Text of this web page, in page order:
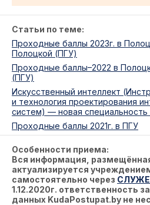
Статьи по теме:
Проходные баллы 2023г. в
Полоцкой (ПГУ)
Проходные баллы–2022 в
(ПГУ)
Искусственный интеллект
и технология проектирования
систем) — новая специальность
Проходные баллы 2021г. в ПГУ
Особенности приема:
Вся информация,
актуализируется
самостоятельно через
1.12.2020г. ответственность
данных KudaPostupat.by не